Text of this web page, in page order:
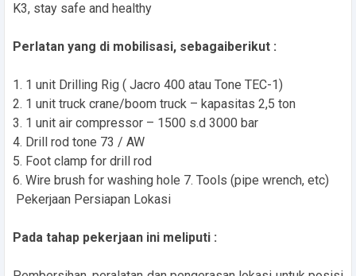
K3, stay safe and healthy
Perlatan yang di mobilisasi, sebagaiberikut :
1. 1 unit Drilling Rig ( Jacro 400 atau Tone TEC-1)
2. 1 unit truck crane/boom truck – kapasitas 2,5 ton
3. 1 unit air compressor – 1500 s.d 3000 bar
4. Drill rod tone 73 / AW
5. Foot clamp for drill rod
6. Wire brush for washing hole 7. Tools (pipe wrench, etc)
Pekerjaan Persiapan Lokasi
Pada tahap pekerjaan ini meliputi :